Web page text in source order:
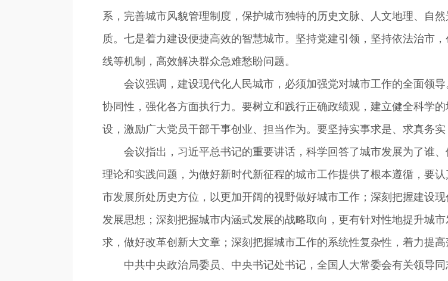
系，完善城市风貌管理制度，保护城市独特的历史文脉、人文地理、自
质。七是着力建设便捷高效的智慧城市。坚持党建引领，坚持依法治市
线等机制，高效解决群众急难愁盼问题。
会议强调，建设现代化人民城市，必须加强党对城市工作的全面领导
协同性，强化各方面执行力。要树立和践行正确政绩观，建立健全科学
设，激励广大党员干部干事创业、担当作为。要坚持实事求是、求真务实
会议指出，习近平总书记的重要讲话，科学回答了城市发展为了谁、
理论和实践问题，为做好新时代新征程的城市工作提供了根本遵循，要
市发展所处历史方位，以更加开阔的视野做好城市工作；深刻把握建设
发展思想；深刻把握城市内涵式发展的战略取向，更有针对性地提升城
求，做好改革创新大文章；深刻把握城市工作的系统性复杂性，着力提高
中共中央政治局委员、中央书记处书记，全国人大常委会有关领导同